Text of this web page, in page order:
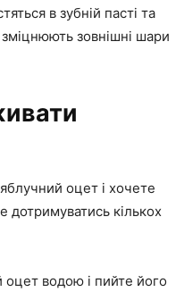
в зубній пасті та
зовнішні шари
оцет і хочете
дотримуватись кількох
водою і пийте його